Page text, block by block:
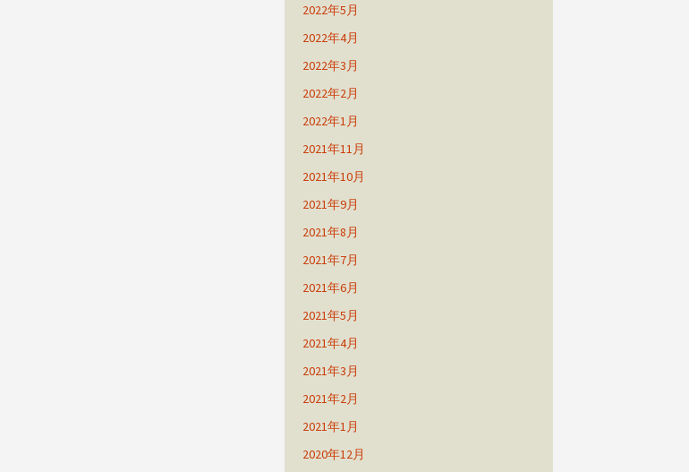
2022年5月
2022年4月
2022年3月
2022年2月
2022年1月
2021年11月
2021年10月
2021年9月
2021年8月
2021年7月
2021年6月
2021年5月
2021年4月
2021年3月
2021年2月
2021年1月
2020年12月